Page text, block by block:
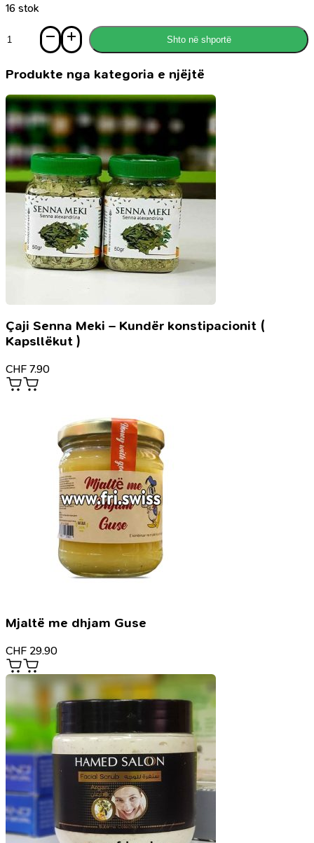
16 stok
Tespih
mëdhenj,
kokrra
Shto në shportë
Produkte nga kategoria e njëjtë
Çaji Senna Meki – Kundër konstipacionit (
Kapsllëkut )
CHF 7.90
Mjaltë me dhjam Guse
CHF 29.90